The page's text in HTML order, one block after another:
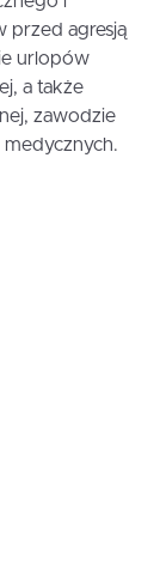
przed agresją
urlopów
a także
zawodzie